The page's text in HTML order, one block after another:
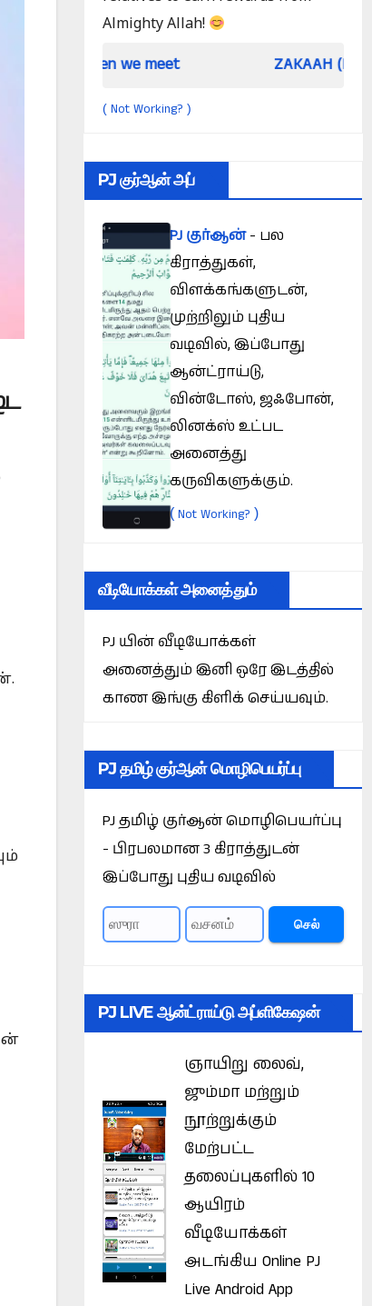
Almighty Allah!
ZAKAAH (In the light of Qur
( Not Working? )
PJ குர்ஆன் அப்
PJ குர்ஆன்- பல
கிராத்துகள்,
விளக்கங்களுடன்,
முற்றிலும் புதிய
வடிவில், இப்போது
ஆன்ட்ராய்டு,
வின்டோஸ், ஜஃபோன்,
லினக்ஸ் உட்பட
அனைத்து
கருவிகளுக்கும்.
(Not Working? )
வீடியோக்கள் அனைத்தும்
PJ யின் வீடியோக்கள்
அனைத்தும் இனி ஒரே இடத்தில்
காண இங்கு கிளிக் செய்யவும்.
PJ தமிழ் குர்ஆன் மொழிபெயர்ப்பு
PJ தமிழ் குர்ஆன் மொழிபெயர்ப்பு
- பிரபலமான 3 கிராத்துடன்
இப்போது புதிய வடிவில்
செல்
PJ LIVE ஆன்ட்ராய்டு அப்ளிகேஷன்
ஞாயிறு லைவ்,
ஜும்மா மற்றும்
நூற்றுக்கும்
மேற்பட்ட
தலைப்புகளில் 10
ஆயிரம்
வீடியோக்கள்
அடங்கிய Online PJ
Live Android App